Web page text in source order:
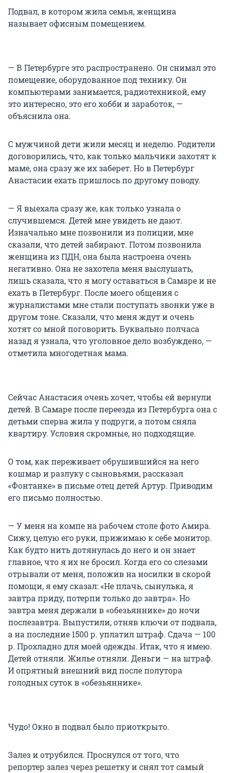
Подвал, в котором жила семья, женщина
называет офисным помещением.
— В Петербурге это распространено. Он снимал это
помещение, оборудованное под технику. Он
компьютерами занимается, радиотехникой, ему
это интересно, это его хобби и заработок, —
объяснила она.
С мужчиной дети жили месяц и неделю. Родители
договорились, что, как только мальчики захотят к
маме, она сразу же их заберет. Но в Петербург
Анастасии ехать пришлось по другому поводу.
— Я выехала сразу же, как только узнала о
случившемся. Детей мне увидеть не дают.
Изначально мне позвонили из полиции, мне
сказали, что детей забирают. Потом позвонила
женщина из ПДН, она была настроена очень
негативно. Она не захотела меня выслушать,
лишь сказала, что я могу оставаться в Самаре и не
ехать в Петербург. После моего общения с
журналистами мне стали поступать звонки уже в
другом тоне. Сказали, что меня ждут и очень
хотят со мной поговорить. Буквально полчаса
назад я узнала, что уголовное дело возбуждено, —
отметила многодетная мама.
Сейчас Анастасия очень хочет, чтобы ей вернули
детей. В Самаре после переезда из Петербурга она с
детьми сперва жила у подруги, а потом сняла
квартиру. Условия скромные, но подходящие.
О том, как переживает обрушившийся на него
кошмар и разлуку с сыновьями, рассказал
«Фонтанке» в письме отец детей Артур. Приводим
его письмо полностью.
— У меня на компе на рабочем столе фото Амира.
Сижу, целую его руки, прижимаю к себе монитор.
Как будто нить дотянулась до него и он знает
главное, что я их не бросил. Когда его со слезами
отрывали от меня, положив на носилки в скорой
помощи, я ему сказал: «Не плачь, сынулька, я
завтра приду, потерпи только до завтра». Но
завтра меня держали в «обезьяннике» до ночи
послезавтра. Выпустили, отняв ключи от подвала,
а на последние 1500 р. уплатил штраф. Сдача — 100
р. Прохладно для моей одежды. Итак, что я имею.
Детей отняли. Жилье отняли. Деньги — на штраф.
И опрятный внешний вид после полутора
голодных суток в «обезьяннике».
Чудо! Окно в подвал было приоткрыто.
Залез и отрубился. Проснулся от того, что
репортер залез через решетку и снял тот самый